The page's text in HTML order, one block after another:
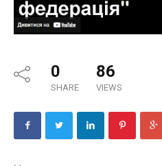
0
SHARE
86
VIEWS